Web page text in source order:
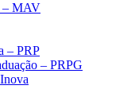
– MAV
– PRP
– PRPG